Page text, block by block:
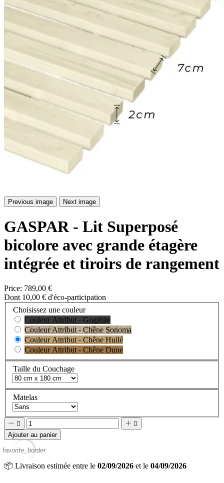
Previous image Next image
GASPAR - Lit Superposé
bicolore avec grande étagère
intégrée et tiroirs de rangement
Price: 789,00 €
Dont 10,00 € d'éco-participation
Choisissez une couleur
Couleur Attribut - Graphite
Couleur Attribut - Chêne Sonoma
Couleur Attribut - Chêne Huilé
Couleur Attribut - Chêne Dune
Taille du Couchage
Matelas
   
Ajouter au panier
favorite_border
📦 Livraison estimée entre le 02/09/2026 et le 04/09/2026